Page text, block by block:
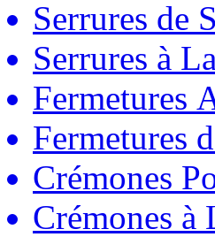
Serrures de
Serrures à
Fermetures
Fermetures
Crémones
Crémones à